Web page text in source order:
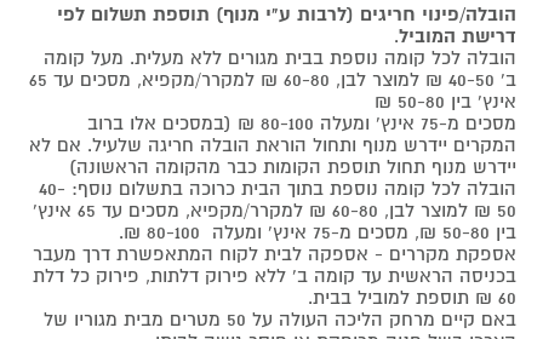
הובלה/פינוי חריגים (לרבות ע"י מנוף) תוספת תשלום לפי
דרישת המוביל.
הובלה לכל קומה נוספת בבית מגורים ללא מעלית. מעל קומה
ב' 40-50 ₪ למוצר לבן, 60-80 ₪ למקרר/מקפיא, מסכים עד 65
אינץ' בין 50-80 ₪
מסכים מ-75 אינץ' ומעלה 80-100 ₪ (במסכים אלו ברוב
המקרים יידרש מנוף ותחול הוראת הובלה חריגה שלעיל. אם לא
יידרש מנוף תחול תוספת הקומות כבר מהקומה הראשונה)
הובלה לכל קומה נוספת בתוך הבית כרוכה בתשלום נוסף: 40-
50 ₪ למוצר לבן, 60-80 ₪ למקרר/מקפיא, מסכים עד 65 אינץ'
בין 50-80 ₪, מסכים מ-75 אינץ' ומעלה 80-100 ₪.
אספקת מקררים - אספקה לבית לקוח המתאפשרת דרך מעבר
בכניסה הראשית עד קומה ב' ללא פירוק דלתות, פירוק כל דלת
60 ₪ תוספת למוביל בבית.
באם קיים מרחק הליכה העולה על 50 מטרים מבית מגוריו של